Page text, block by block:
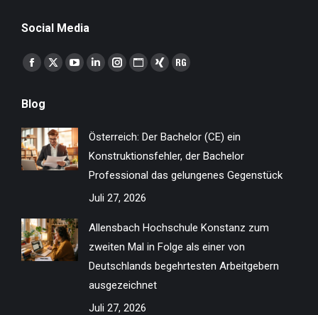
Social Media
Finden Sie uns auf:
Facebook
opens
in
new
window
X
in
new
window
YouTube
in
new
window
Linkedin
new
window
Instagram
new
window
Website
new
window
XING
new
window
ResearchGate
new
window
Blog
Österreich: Der Bachelor (CE) ein
Konstruktionsfehler, der Bachelor
Professional das gelungenes Gegenstück
Juli 27, 2026
Allensbach Hochschule Konstanz zum
zweiten Mal in Folge als einer von
Deutschlands begehrtesten Arbeitgebern
ausgezeichnet
Juli 27, 2026